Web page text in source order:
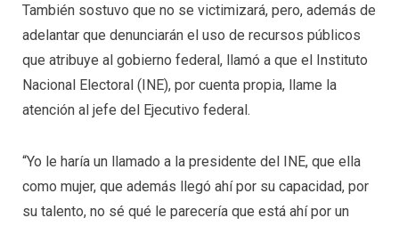
También sostuvo que no se victimizará, pero, además de
adelantar que denunciarán el uso de recursos públicos
que atribuye al gobierno federal, llamó a que el Instituto
Nacional Electoral (INE), por cuenta propia, llame la
atención al jefe del Ejecutivo federal.
“Yo le haría un llamado a la presidente del INE, que ella
como mujer, que además llegó ahí por su capacidad, por
su talento, no sé qué le parecería que está ahí por un